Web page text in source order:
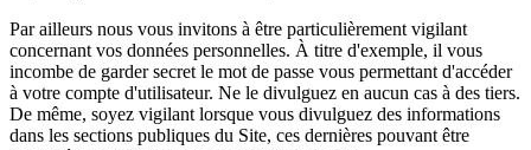
Par ailleurs nous vous invitons à être particulièrement vigilant
concernant vos données personnelles. À titre d'exemple, il vous
incombe de garder secret le mot de passe vous permettant d'accéder
à votre compte d'utilisateur. Ne le divulguez en aucun cas à des tiers.
De même, soyez vigilant lorsque vous divulguez des informations
dans les sections publiques du Site, ces dernières pouvant être